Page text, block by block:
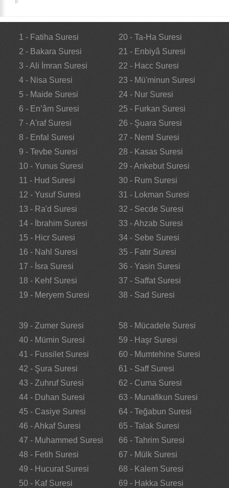
1 - Fatiha Suresi
2 - Bakara Suresi
3 - Ali İmran Suresi
4 - Nisa Suresi
5 - Maide Suresi
6 - En’âm Suresi
7 - A'raf Suresi
8 - Enfal Suresi
9 - Tevbe Suresi
10 - Yunus Suresi
11 - Hud Suresi
12 - Yusuf Suresi
13 - Ra'd Suresi
14 - İbrahim Suresi
15 - Hicr Suresi
16 - Nahl Suresi
17 - İsra Suresi
18 - Kehf Suresi
19 - Meryem Suresi
20 - Ta-Ha Suresi
21 - Enbiyâ Suresi
22 - Hacc Suresi
23 - Mü'minun Suresi
24 - Nur Suresi
25 - Furkan Suresi
26 - Şuara Suresi
27 - Neml Suresi
28 - Kasas Suresi
29 - Ankebut Suresi
30 - Rum Suresi
31 - Lokman Suresi
32 - Secde Suresi
33 - Ahzab Suresi
34 - Sebe Suresi
35 - Fatır Suresi
36 - Yasin Suresi
37 - Saffat Suresi
38 - Sad Suresi
39 - Zumer Suresi
40 - Mümin Suresi
41 - Fussilet Suresi
42 - Şura Suresi
43 - Zuhruf Suresi
44 - Duhan Suresi
45 - Casiye Suresi
46 - Ahkaf Suresi
47 - Muhammed Suresi
48 - Fetih Suresi
49 - Hucurat Suresi
50 - Kaf Suresi
58 - Mücadele Suresi
59 - Haşr Suresi
60 - Mumtehine Suresi
61 - Saff Suresi
62 - Cuma Suresi
63 - Munafikun Suresi
64 - Teğabun Suresi
65 - Talak Suresi
66 - Tahrim Suresi
67 - Mülk Suresi
68 - Kalem Suresi
69 - Hakka Suresi